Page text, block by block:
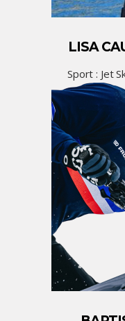
LISA
Sport : Jet